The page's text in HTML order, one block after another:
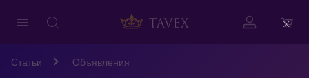
Статьи Объявления
Close